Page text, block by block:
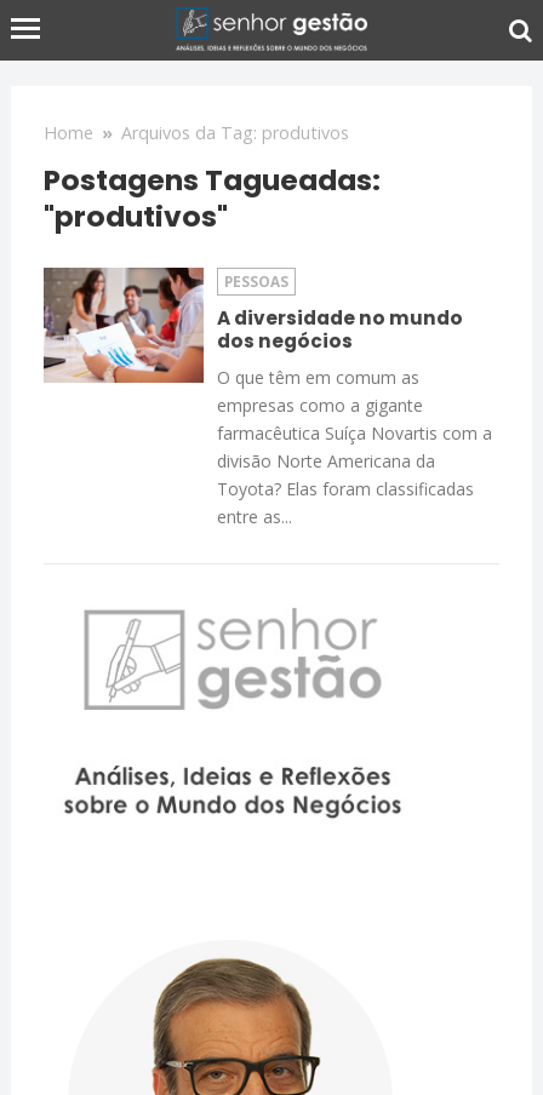
Home » Arquivos da Tag: produtivos
Postagens Tagueadas:
"produtivos"
PESSOAS
A diversidade no mundo
dos negócios
O que têm em comum as
empresas como a gigante
farmacêutica Suíça Novartis com a
divisão Norte Americana da
Toyota? Elas foram classificadas
entre as...